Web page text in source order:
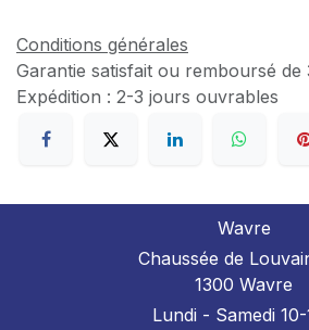
Conditions générales
Garantie satisfait ou remboursé de
Expédition : 2-3 jours ouvrables
Wavre
Chaussée de
1300 Wavre
Lundi - Samedi